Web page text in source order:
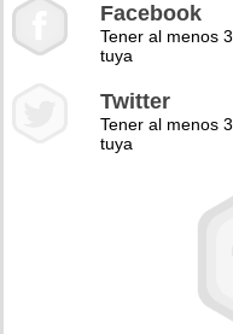
Facebook
Tener al menos
tuya
Twitter
Tener al menos
tuya